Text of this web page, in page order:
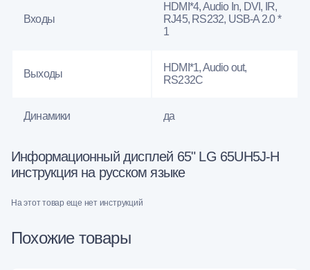
Входы
HDMI*4, Audio In, DVI, IR,
RJ45, RS232, USB-A 2.0 *
1
Выходы
HDMI*1, Audio out,
RS232С
Динамики да
Информационный дисплей 65" LG 65UH5J-H
инструкция на русском языке
На этот товар еще нет инструкций
Похожие товары